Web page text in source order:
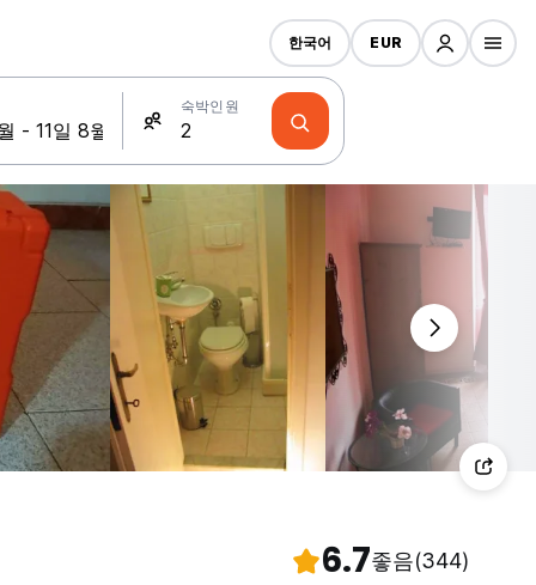
숙박인원
한국어 EUR
6.7좋음(344)